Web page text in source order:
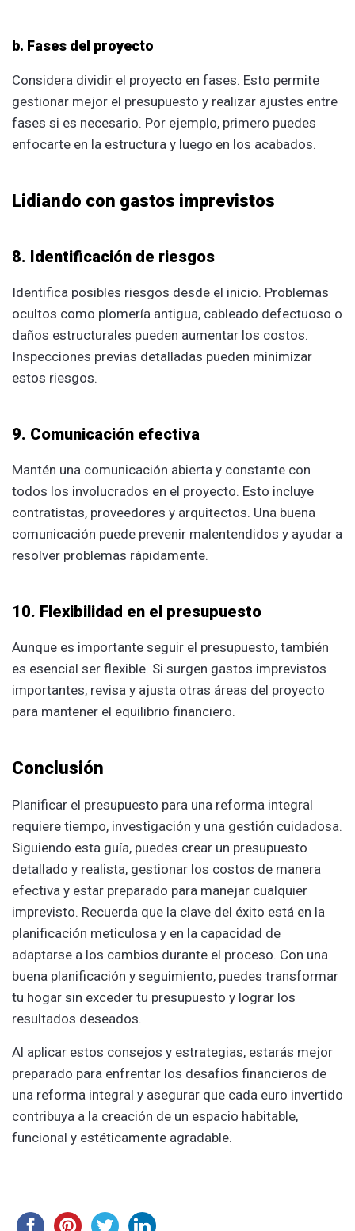
b. Fases del proyecto
Considera dividir el proyecto en fases. Esto permite
gestionar mejor el presupuesto y realizar ajustes entre
fases si es necesario. Por ejemplo, primero puedes
enfocarte en la estructura y luego en los acabados.
Lidiando con gastos imprevistos
8. Identificación de riesgos
Identifica posibles riesgos desde el inicio. Problemas
ocultos como plomería antigua, cableado defectuoso o
daños estructurales pueden aumentar los costos.
Inspecciones previas detalladas pueden minimizar
estos riesgos.
9. Comunicación efectiva
Mantén una comunicación abierta y constante con
todos los involucrados en el proyecto. Esto incluye
contratistas, proveedores y arquitectos. Una buena
comunicación puede prevenir malentendidos y ayudar a
resolver problemas rápidamente.
10. Flexibilidad en el presupuesto
Aunque es importante seguir el presupuesto, también
es esencial ser flexible. Si surgen gastos imprevistos
importantes, revisa y ajusta otras áreas del proyecto
para mantener el equilibrio financiero.
Conclusión
Planificar el presupuesto para una reforma integral
requiere tiempo, investigación y una gestión cuidadosa.
Siguiendo esta guía, puedes crear un presupuesto
detallado y realista, gestionar los costos de manera
efectiva y estar preparado para manejar cualquier
imprevisto. Recuerda que la clave del éxito está en la
planificación meticulosa y en la capacidad de
adaptarse a los cambios durante el proceso. Con una
buena planificación y seguimiento, puedes transformar
tu hogar sin exceder tu presupuesto y lograr los
resultados deseados.
Al aplicar estos consejos y estrategias, estarás mejor
preparado para enfrentar los desafíos financieros de
una reforma integral y asegurar que cada euro invertido
contribuya a la creación de un espacio habitable,
funcional y estéticamente agradable.